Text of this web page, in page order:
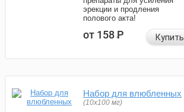
эрекции и продления
полового акта!
от 158Р Купить
Набор для влюбленных
(10х100 мг)